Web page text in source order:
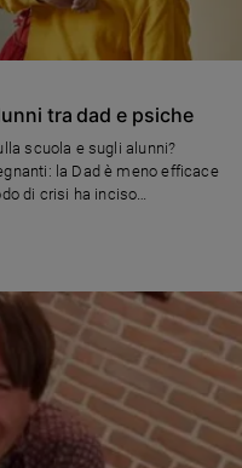
tra dad e psiche
scuola e sugli alunni?
la Dad è meno efficace
di crisi ha inciso
ragazzi